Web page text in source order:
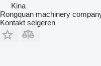
Kina
Rongquan machinery
Kontakt selgeren